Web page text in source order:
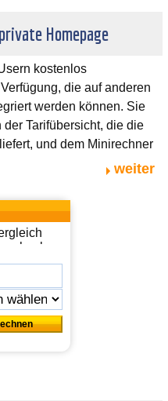
Homepage
kostenlos
die auf anderen
werden können. Sie
der Tarifübersicht, die die
und dem Minirechner
weiter